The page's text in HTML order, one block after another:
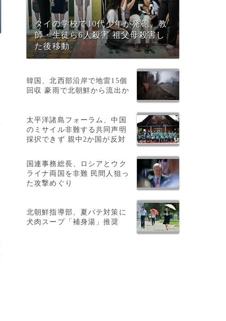
タイの学校で10代少年が発砲、教
師・生徒ら6人殺害 祖父母殺害し
た後移動
韓国、北西部沿岸で地雷15個
回収 豪雨で北朝鮮から流出か
太平洋諸島フォーラム、中国
のミサイル非難する共同声明
採択できず 親中2か国が反対
国連事務総長、ロシアとウク
ライナ両国を非難 民間人狙っ
た攻撃めぐり
北朝鮮指導部、夏バテ対策に
犬肉スープ「補身湯」推奨